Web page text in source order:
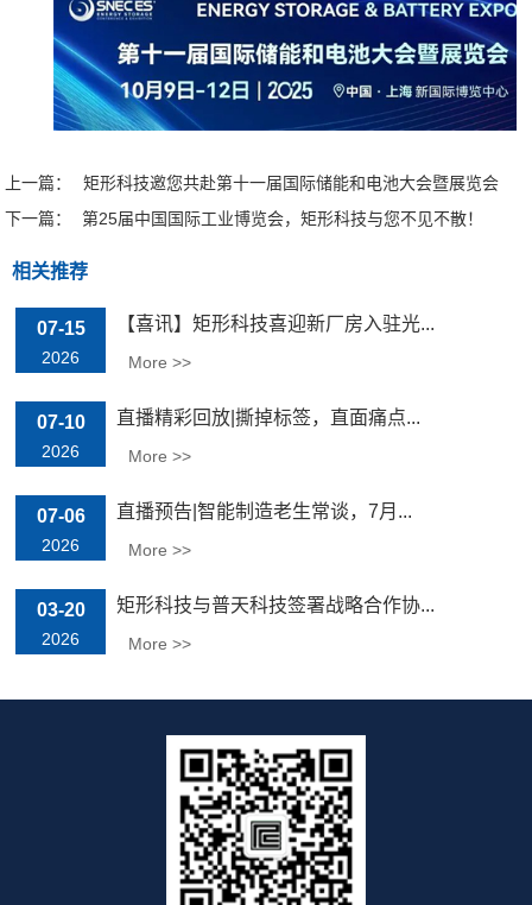
上一篇：
矩形科技邀您共赴第十一届国际储能和电池大会暨展览会
下一篇：
第25届中国国际工业博览会，矩形科技与您不见不散！
相关推荐
07-15
2026
【喜讯】矩形科技喜迎新厂房入驻光...
More >>
07-10
2026
直播精彩回放|撕掉标签，直面痛点...
More >>
07-06
2026
直播预告|智能制造老生常谈，7月...
More >>
03-20
2026
矩形科技与普天科技签署战略合作协...
More >>